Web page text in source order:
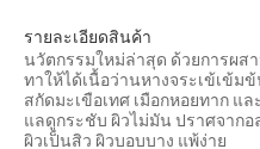
รายละเอียดสินค้า
นวัตกรรมใหม่ล่าสุด ด้วยการผส
ทาให้ได้เนื้อว่านหางจระเข้เข้ม
สกัดมะเขือเทศ เมือกหอยทาก แ
แลดูกระชับ ผิวไม่มัน ปราศจาก
ผิวเป็นสิว ผิวบอบบาง แพ้ง่าย